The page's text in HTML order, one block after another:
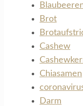
Brot
Cashew
Chiasamen
Darm